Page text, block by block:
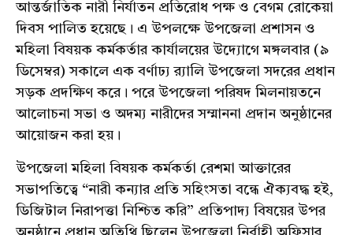
আন্তর্জাতিক নারী নির্যাতন প্রতিরোধ পক্ষ ও বেগম রোকেয়া
দিবস পালিত হয়েছে। এ উপলক্ষে উপজেলা প্রশাসন ও
মহিলা বিষয়ক কর্মকর্তার কার্যালয়ের উদ্যোগে মঙ্গলবার (৯
ডিসেম্বর) সকালে এক বর্ণাঢ্য র‍্যালি উপজেলা সদরের প্রধান
সড়ক প্রদক্ষিণ করে। পরে উপজেলা পরিষদ মিলনায়তনে
আলোচনা সভা ও অদম্য নারীদের সম্মাননা প্রদান অনুষ্ঠানের
আয়োজন করা হয়।
উপজেলা মহিলা বিষয়ক কর্মকর্তা রেশমা আক্তারের
সভাপতিত্বে “নারী কন্যার প্রতি সহিংসতা বন্ধে ঐক্যবদ্ধ হই,
ডিজিটাল নিরাপত্তা নিশ্চিত করি” প্রতিপাদ্য বিষয়ের উপর